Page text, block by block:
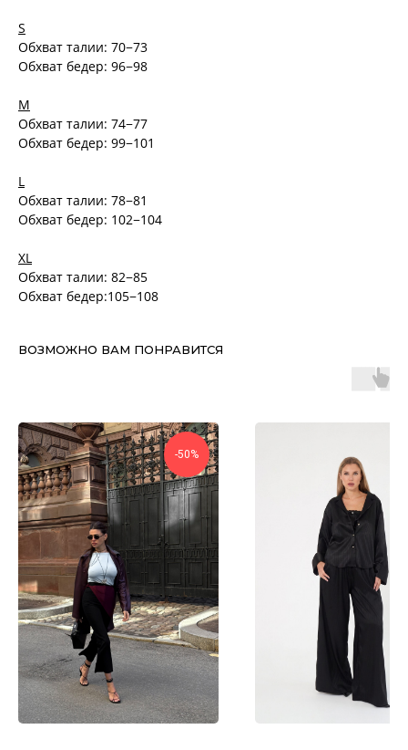
S
Обхват талии: 70−73
Обхват бедер: 96−98
M
Обхват талии: 74−77
Обхват бедер: 99−101
L
Обхват талии: 78−81
Обхват бедер: 102−104
XL
Обхват талии: 82−85
Обхват бедер:105−108
ВОЗМОЖНО ВАМ ПОНРАВИТСЯ
-50%